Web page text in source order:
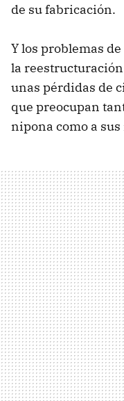
de su fabricación.
Y los problemas
la
unas pérdidas de
que preocupan
nipona como a